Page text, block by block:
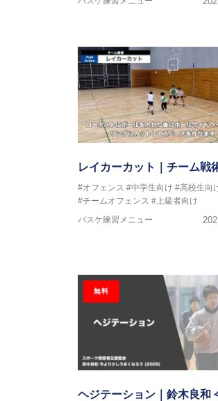
レイカーカット｜チーム戦
#オフェンス #中学生向け #高校生向
#チームオフェンス #上級者向け
バスケ練習メニュー
無料
ヘジテーション｜鈴木良和